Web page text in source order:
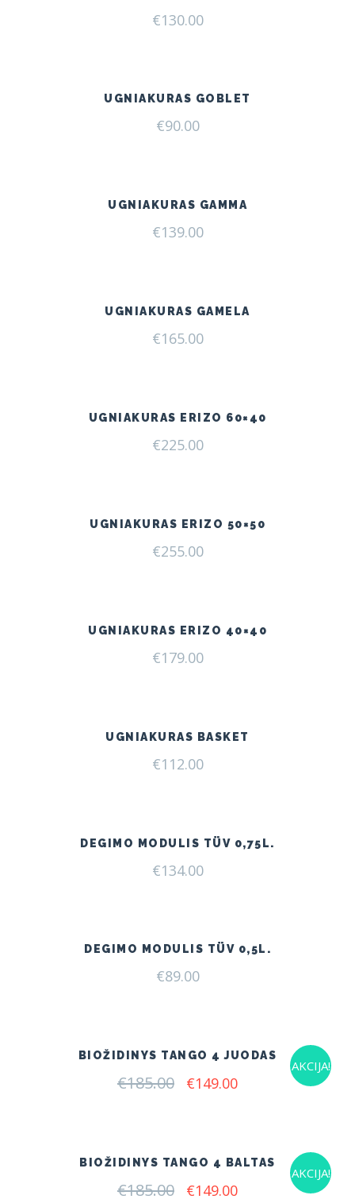
€130.00
UGNIAKURAS GOBLET
€90.00
UGNIAKURAS GAMMA
€139.00
UGNIAKURAS GAMELA
€165.00
UGNIAKURAS ERIZO 60×40
€225.00
UGNIAKURAS ERIZO 50×50
€255.00
UGNIAKURAS ERIZO 40×40
€179.00
UGNIAKURAS BASKET
€112.00
DEGIMO MODULIS TÜV 0,75L.
€134.00
DEGIMO MODULIS TÜV 0,5L.
€89.00
AKCIJA!
BIOŽIDINYS TANGO 4 JUODAS
€185.00 Original
€149.00Current
AKCIJA!
BIOŽIDINYS TANGO 4 BALTAS
€185.00 Original
€149.00Current